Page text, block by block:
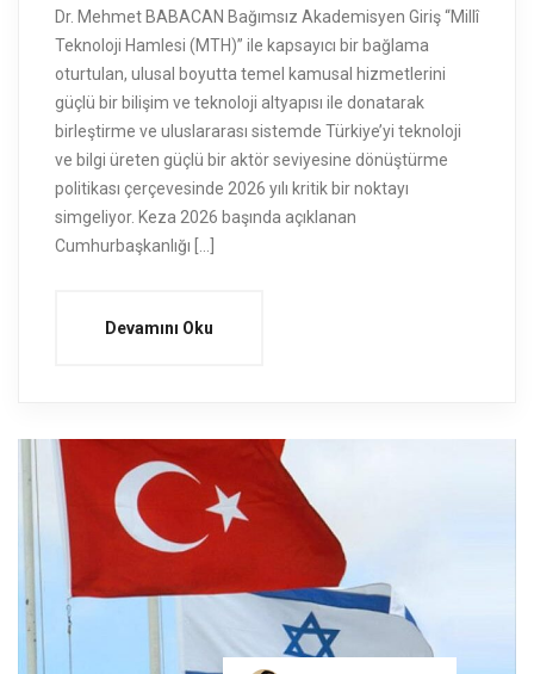
Dr. Mehmet BABACAN Bağımsız Akademisyen Giriş “Millî
Teknoloji Hamlesi (MTH)” ile kapsayıcı bir bağlama
oturtulan, ulusal boyutta temel kamusal hizmetlerini
güçlü bir bilişim ve teknoloji altyapısı ile donatarak
birleştirme ve uluslararası sistemde Türkiye’yi teknoloji
ve bilgi üreten güçlü bir aktör seviyesine dönüştürme
politikası çerçevesinde 2026 yılı kritik bir noktayı
simgeliyor. Keza 2026 başında açıklanan
Cumhurbaşkanlığı […]
Devamını Oku